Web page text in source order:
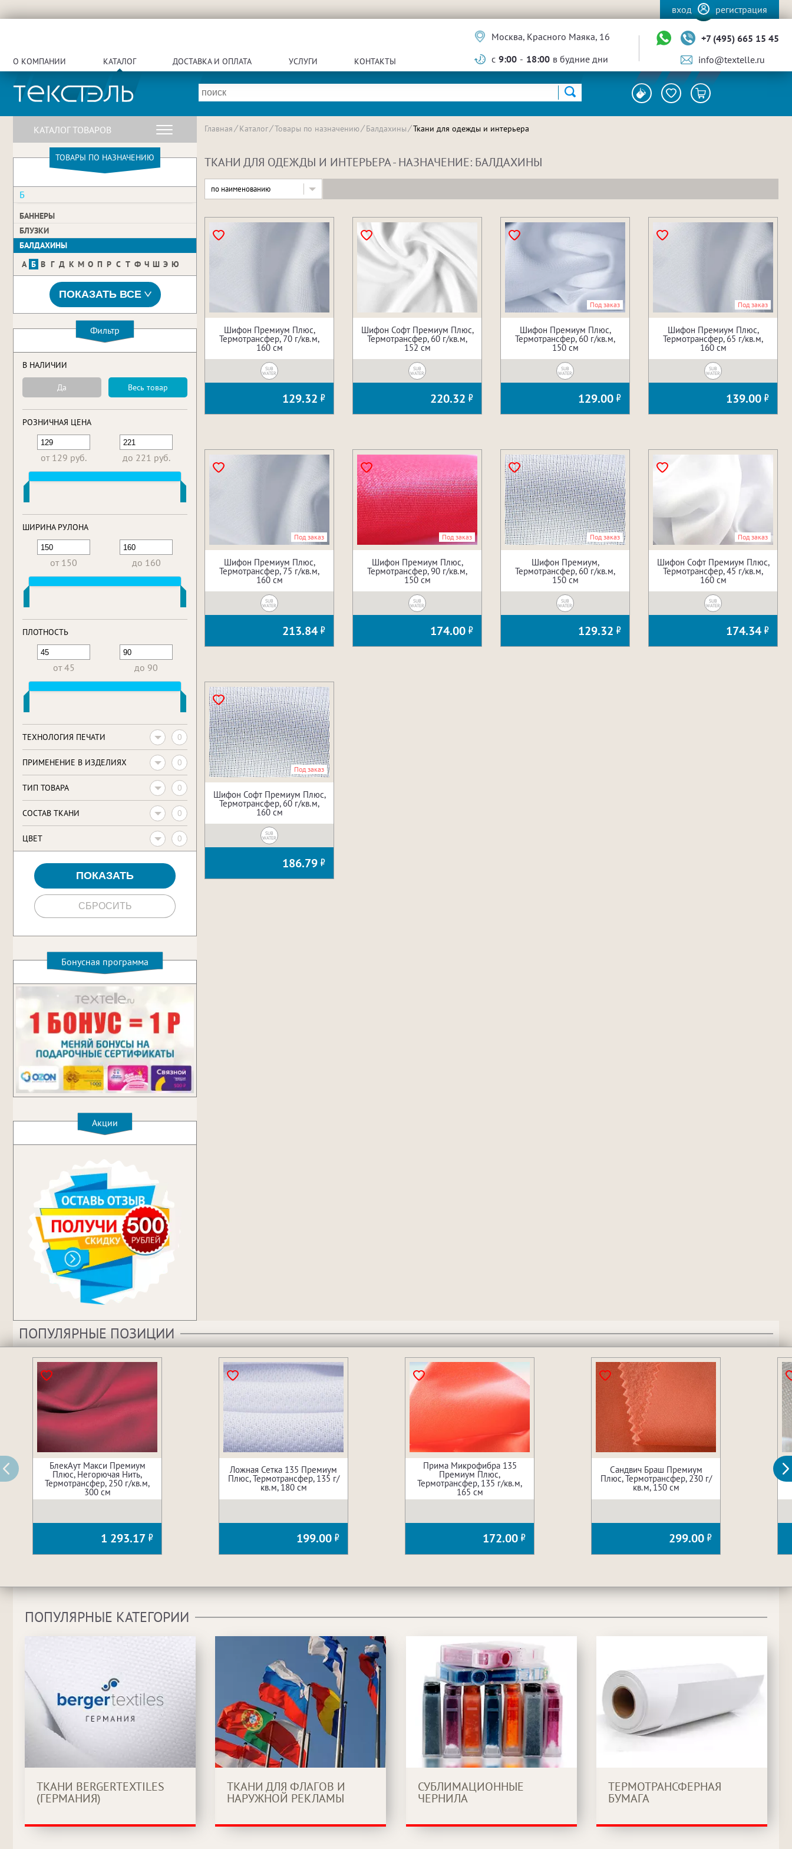
вход регистрация
О КОМПАНИИ КАТАЛОГ ДОСТАВКА И ОПЛАТА УСЛУГИ КОНТАКТЫ
Москва, Красного Маяка, 16
с 9:00 - 18:00 в будние дни
+7 (495) 665 15 45
info@textelle.ru
КАТАЛОГ ТОВАРОВ
ТОВАРЫ ПО НАЗНАЧЕНИЮ
Б
БАННЕРЫ
БЛУЗКИ
БАЛДАХИНЫ
А Б В Г Д К М О П Р С Т Ф Ч Ш Э Ю
ПОКАЗАТЬ ВСЕ
Фильтр
В НАЛИЧИИ
Да Весь товар
РОЗНИЧНАЯ ЦЕНА
от 129 руб. до 221 руб.
ШИРИНА РУЛОНА
от 150 до 160
ПЛОТНОСТЬ
от 45 до 90
ТЕХНОЛОГИЯ ПЕЧАТИ 0
ПРИМЕНЕНИЕ В ИЗДЕЛИЯХ 0
ТИП ТОВАРА 0
CОСТАВ ТКАНИ 0
ЦВЕТ 0
Бонусная программа
Акции
Главная Каталог Товары по назначению Балдахины Ткани для одежды и интерьера
ТКАНИ ДЛЯ ОДЕЖДЫ И ИНТЕРЬЕРА - НАЗНАЧЕНИЕ: БАЛДАХИНЫ
по наименованию
Шифон Премиум Плюс,
Термотрансфер, 70 г/кв.м,
160 см
SUB
WATER
129.32
Шифон Софт Премиум Плюс,
Термотрансфер, 60 г/кв.м,
152 см
SUB
WATER
220.32
Под заказ
Шифон Премиум Плюс,
Термотрансфер, 60 г/кв.м,
150 см
SUB
WATER
129.00
Под заказ
Шифон Премиум Плюс,
Термотрансфер, 65 г/кв.м,
160 см
SUB
WATER
139.00
Под заказ
Шифон Премиум Плюс,
Термотрансфер, 75 г/кв.м,
160 см
SUB
WATER
213.84
Под заказ
Шифон Премиум Плюс,
Термотрансфер, 90 г/кв.м,
150 см
SUB
WATER
174.00
Под заказ
Шифон Премиум,
Термотрансфер, 60 г/кв.м,
150 см
SUB
WATER
129.32
Под заказ
Шифон Софт Премиум Плюс,
Термотрансфер, 45 г/кв.м,
160 см
SUB
WATER
174.34
Под заказ
Шифон Софт Премиум Плюс,
Термотрансфер, 60 г/кв.м,
160 см
SUB
WATER
186.79
ПОПУЛЯРНЫЕ ПОЗИЦИИ
БлекАут Макси Премиум
Плюс, Негорючая Нить,
Термотрансфер, 250 г/кв.м,
300 см
1 293.17
Ложная Сетка 135 Премиум
Плюс, Термотрансфер, 135 г/
кв.м, 180 см
199.00
Прима Микрофибра 135
Премиум Плюс,
Термотрансфер, 135 г/кв.м,
165 см
172.00
Сандвич Браш Премиум
Плюс, Термотрансфер, 230 г/
кв.м, 150 см
299.00
ПОПУЛЯРНЫЕ КАТЕГОРИИ
ТКАНИ BERGERTEXTILES
(ГЕРМАНИЯ)
ТКАНИ ДЛЯ ФЛАГОВ И
НАРУЖНОЙ РЕКЛАМЫ
СУБЛИМАЦИОННЫЕ
ЧЕРНИЛА
ТЕРМОТРАНСФЕРНАЯ
БУМАГА